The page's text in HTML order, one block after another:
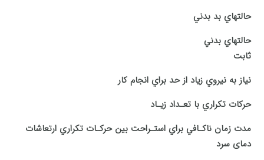
حالتهاي بد بدني
حالتهاي بدني
ثابت
نياز به نيروي زياد از حد براي انجام كار
حركات تكراري با تعـداد زيـاد
مدت زمان ناكـافي براي استـراحت بين حركـات تكراري ارتعاشات
دمای سرد